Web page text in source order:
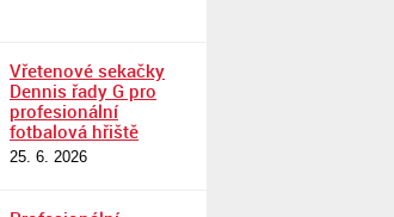
Vřetenové sekačky
Dennis řady G pro
profesionální
fotbalová hřiště
25. 6. 2026